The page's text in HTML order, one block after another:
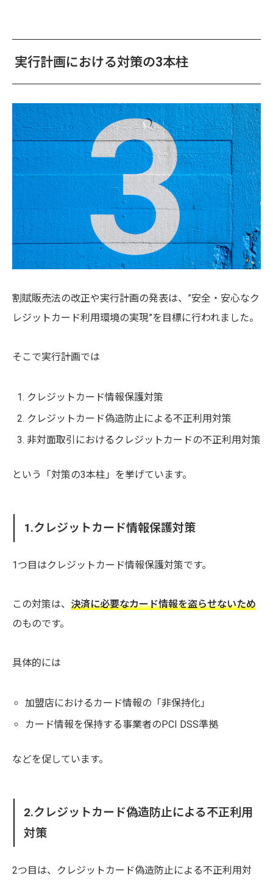
実行計画における対策の3本柱
割賦販売法の改正や実行計画の発表は、”安全・安心なク
レジットカード利用環境の実現”を目標に行われました。
そこで実行計画では
クレジットカード情報保護対策
クレジットカード偽造防止による不正利用対策
非対面取引におけるクレジットカードの不正利用対策
という「対策の3本柱」を挙げています。
1.クレジットカード情報保護対策
1つ目はクレジットカード情報保護対策です。
この対策は、 決済に必要なカード情報を盗らせないため
のものです。
具体的には
加盟店におけるカード情報の「非保持化」
カード情報を保持する事業者のPCI DSS準拠
などを促しています。
2.クレジットカード偽造防止による不正利用
対策
2つ目は、クレジットカード偽造防止による不正利用対